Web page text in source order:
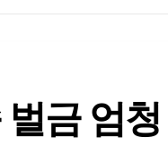
금 엄